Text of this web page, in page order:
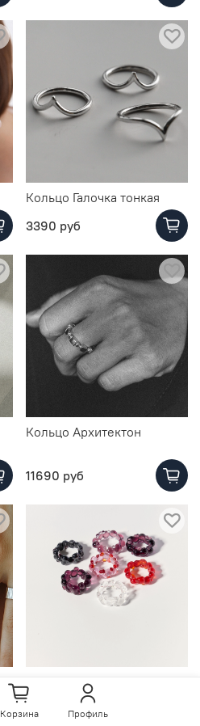
Кольцо Галочка тонкая
3390 руб
Кольцо Архитектон
11690 руб
Кольцо Bubble, стекло
От
3700 руб
Корзина Профиль